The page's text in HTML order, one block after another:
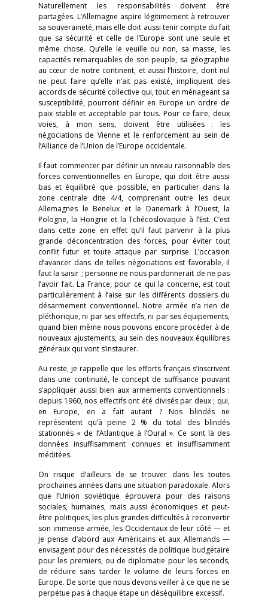
Naturellement les responsabilités doivent être
partagées. L’Allemagne aspire légitimement à retrouver
sa souveraineté, mais elle doit aussi tenir compte du fait
que sa sécurité et celle de l’Europe sont une seule et
même chose. Qu’elle le veuille ou non, sa masse, les
capacités remarquables de son peuple, sa géographie
au cœur de notre continent, et aussi l’histoire, dont nul
ne peut faire qu’elle n’ait pas existé, impliquent des
accords de sécurité collective qui, tout en ménageant sa
susceptibilité, pourront définir en Europe un ordre de
paix stable et acceptable par tous. Pour ce faire, deux
voies, à mon sens, doivent être utilisées : les
négociations de Vienne et le renforcement au sein de
l’Alliance de l’Union de l’Europe occidentale.
Il faut commencer par définir un niveau raisonnable des
forces conventionnelles en Europe, qui doit être aussi
bas et équilibré que possible, en particulier dans la
zone centrale dite 4/4, comprenant outre les deux
Allemagnes le Benelux et le Danemark à l’Ouest, la
Pologne, la Hongrie et la Tchécoslovaquie à l’Est. C’est
dans cette zone en effet qu’il faut parvenir à la plus
grande déconcentration des forces, pour éviter tout
conflit futur et toute attaque par surprise. L’occasion
d’avancer dans de telles négociations est favorable, il
faut la saisir ; personne ne nous pardonnerait de ne pas
l’avoir fait. La France, pour ce qui la concerne, est tout
particulièrement à l’aise sur les différents dossiers du
désarmement conventionnel. Notre armée n’a rien de
pléthorique, ni par ses effectifs, ni par ses équipements,
quand bien même nous pouvons encore procéder à de
nouveaux ajustements, au sein des nouveaux équilibres
généraux qui vont s’instaurer.
Au reste, je rappelle que les efforts français s’inscrivent
dans une continuité, le concept de suffisance pouvant
s’appliquer aussi bien aux armements conventionnels :
depuis 1960, nos effectifs ont été divisés par deux ; qui,
en Europe, en a fait autant ? Nos blindés ne
représentent qu’à peine 2 % du total des blindés
stationnés « de l’Atlantique à l’Oural ». Ce sont là des
données insuffisamment connues et insuffisamment
méditées.
On risque d’ailleurs de se trouver dans les toutes
prochaines années dans une situation paradoxale. Alors
que l’Union soviétique éprouvera pour des raisons
sociales, humaines, mais aussi économiques et peut-
être politiques, les plus grandes difficultés à reconvertir
son immense armée, les Occidentaux de leur côté — et
je pense d’abord aux Américains et aux Allemands —
envisagent pour des nécessités de politique budgétaire
pour les premiers, ou de diplomatie pour les seconds,
de réduire sans tarder le volume de leurs forces en
Europe. De sorte que nous devons veiller à ce que ne se
perpétue pas à chaque étape un déséquilibre excessif.